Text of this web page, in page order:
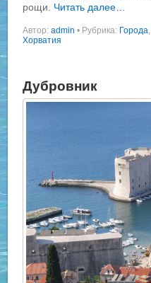
рощи. Читать далее…
Автор:admin • Рубрика: Города,
Хорватия
Дубровник